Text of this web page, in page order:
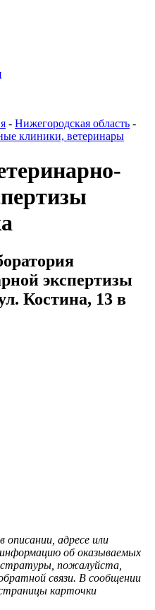
- Нижегородская область -
клиники, ветеринары
экспертизы
Костина, 13 в
адресе или
об оказываемых
пожалуйста,
связи. В сообщении
карточки